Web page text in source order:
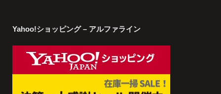
Yahoo!ショッピング – アルファライン